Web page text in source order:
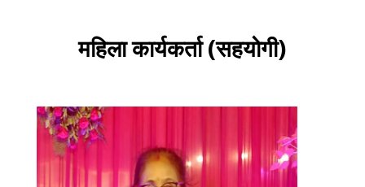
महिला कार्यकर्ता (सहयोगी)